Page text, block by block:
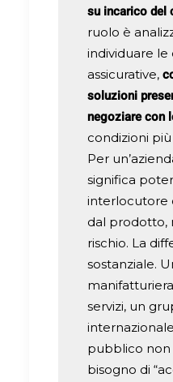
su incarico del
ruolo è
individuare le
assicurative,
soluzioni
negoziare con
condizioni
Per
significa
interlocutore
dal prodotto,
rischio. La
sostanziale.
servizi, un
pubblico non
bisogno di